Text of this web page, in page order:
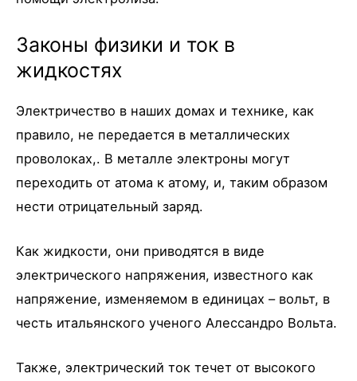
Законы физики и ток в
жидкостях
Электричество в наших домах и технике, как
правило, не передается в металлических
проволоках,. В металле электроны могут
переходить от атома к атому, и, таким образом
нести отрицательный заряд.
Как жидкости, они приводятся в виде
электрического напряжения, известного как
напряжение, изменяемом в единицах – вольт, в
честь итальянского ученого Алессандро Вольта.
Также, электрический ток течет от высокого